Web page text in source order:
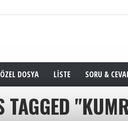
ÖZEL DOSYA LISTE SORU &
TAGGED